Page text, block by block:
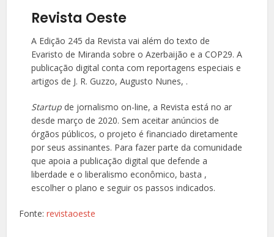
Revista Oeste
A Edição 245 da Revista vai além do texto de
Evaristo de Miranda sobre o Azerbaijão e a COP29. A
publicação digital conta com reportagens especiais e
artigos de J. R. Guzzo, Augusto Nunes, .
Startup de jornalismo on-line, a Revista está no ar
desde março de 2020. Sem aceitar anúncios de
órgãos públicos, o projeto é financiado diretamente
por seus assinantes. Para fazer parte da comunidade
que apoia a publicação digital que defende a
liberdade e o liberalismo econômico, basta ,
escolher o plano e seguir os passos indicados.
Fonte:revistaoeste